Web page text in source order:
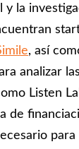
y la
, así
analizar
Listen
de
para